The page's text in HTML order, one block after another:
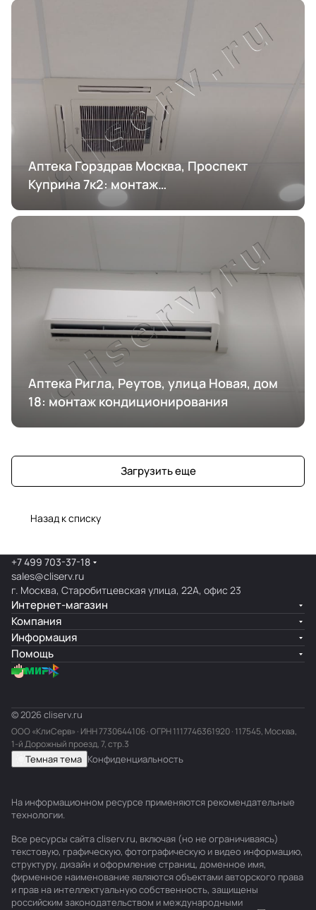
Аптека Горздрав Москва, Проспект
Куприна 7к2: монтаж
кондиционирования
Аптека Ригла, Реутов, улица Новая, дом
18: монтаж кондиционирования
Загрузить еще
Назад к списку
+7 499 703-37-18
sales@cliserv.ru
г. Москва, Старобитцевская улица, 22А, офис 23
Интернет-магазин
Компания
Информация
Помощь
© 2026 cliserv.ru
ООО «КлиСерв» · ИНН7730644106· ОГРН 1117746361920 · 117545, Москва,
1-й Дорожный проезд, 7, стр.3
Темная тема Конфиденциальность
На информационном ресурсе применяются рекомендательные
технологии.
Все ресурсы сайта cliserv.ru, включая (но не ограничиваясь)
текстовую, графическую, фотографическую и видео информацию,
структуру, дизайн и оформление страниц, доменное имя,
фирменное наименование являются объектами авторского права
и прав на интеллектуальную собственность, защищены
российским законодательством и международными